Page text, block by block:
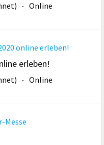
Online
erleben!
Online